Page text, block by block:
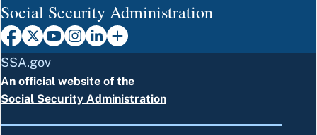
Social Security Administration
SSA.gov
An official website of the
Social Security Administration